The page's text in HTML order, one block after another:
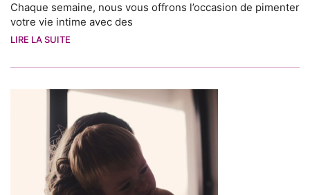
Chaque semaine, nous vous offrons l’occasion de pimenter
votre vie intime avec des
LIRE LA SUITE